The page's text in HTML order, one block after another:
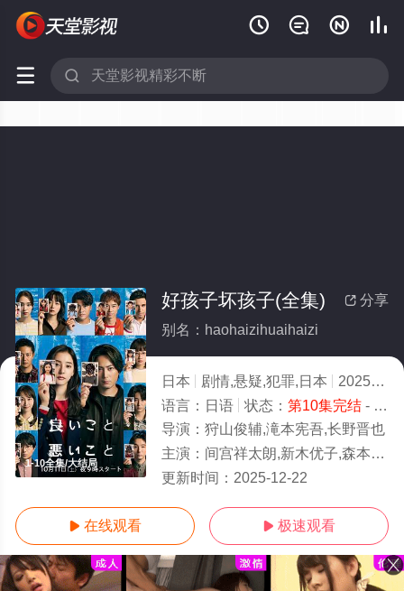
   
 
1-10全集/大结局
 分享
好孩子坏孩子(全集)
别名：haohaizihuaihaizi
日本 剧情,悬疑,犯罪,日本 2025
5.0
语言： 日语 状态： 第10集完结- 免费在线观看
导演： 狩山俊辅,滝本宪吾,长野晋也
主演： 间宫祥太朗,新木优子,森本慎太郎,深川麻衣,户塚纯贵,刚力彩芽,木村昴,藤间爽子,工藤阿须加,松井玲奈
更新时间： 2025-12-22
 在线观看  极速观看